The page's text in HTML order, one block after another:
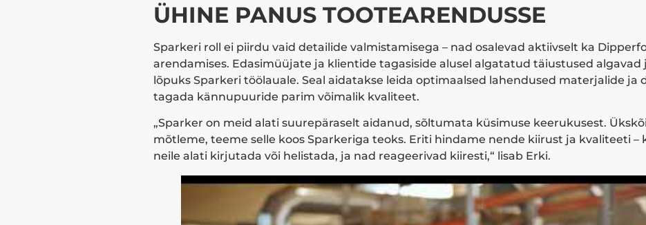
ÜHINE PANUS TOOTEARENDUSSE
Sparkeri roll ei piirdu vaid detailide valmistamisega – nad osalevad aktiivselt ka
arendamises. Edasimüüjate ja klientide tagasiside alusel algatatud täiustused algavad
lõpuks Sparkeri töölauale. Seal aidatakse leida optimaalsed lahendused materjalide ja
tagada kännupuuride parim võimalik kvaliteet.
„Sparker on meid alati suurepäraselt aidanud, sõltumata küsimuse keerukusest.
mõtleme, teeme selle koos Sparkeriga teoks. Eriti hindame nende kiirust ja kvaliteeti –
neile alati kirjutada või helistada, ja nad reageerivad kiiresti,“ lisab Erki.